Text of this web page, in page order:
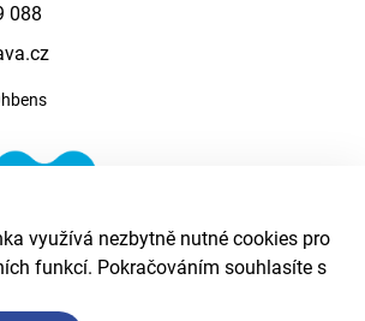
využívá nezbytně nutné cookies pro
funkcí. Pokračováním souhlasíte s
088